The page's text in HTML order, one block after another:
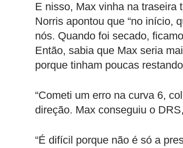
E nisso, Max vinha na traseira
Norris apontou que “no início,
nós. Quando foi secado,
Então, sabia que Max seria
porque tinham poucas
“Cometi um erro na curva 6,
direção. Max conseguiu o
“É difícil porque não é só a